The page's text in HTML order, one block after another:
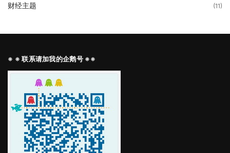
财经主题 (11)
※ ※ 联系请加我的企鹅号 ※※